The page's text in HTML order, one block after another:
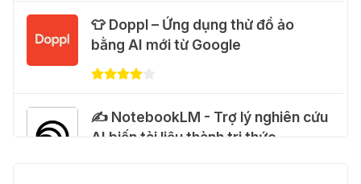
🎁 Hướng dẫn nhận Google Plus 12
tháng miễn phí
Cảnh báo: Xuất hiện script và
hướng dẫn giả mạo giúp "mở khóa"
👕 Doppl – Ứng dụng thử đồ ảo
bằng AI mới từ Google
✍️ NotebookLM - Trợ lý nghiên cứu
AI biến tài liệu thành tri thức